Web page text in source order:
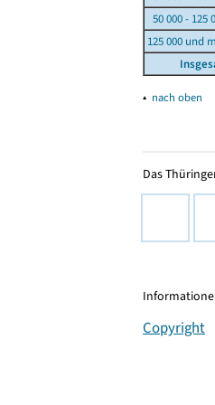
50 000 - 125
125 000 und
▴ nach oben
Das
Copyright